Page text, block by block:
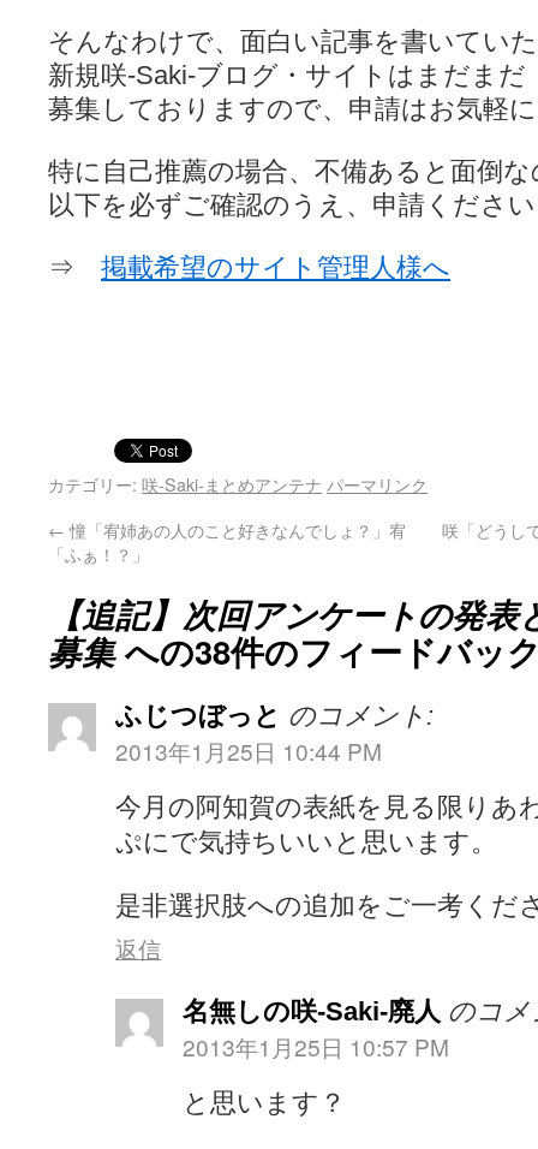
そんなわけで、面白い記事を書いてい
新規咲-Saki-ブログ・サイトはまだまだ
募集しておりますので、申請はお気軽
特に自己推薦の場合、不備あると面倒
以下を必ずご確認のうえ、申請くださ
⇒ 掲載希望のサイト管理人様へ
カテゴリー: 咲-Saki-まとめアンテナ パーマリンク
←憧「宥姉あの人のこと好きなんでしょ？」宥
「ふぁ！？」
咲「どうし
【追記】次回アンケートの発
募集への38件のフィードバッ
ふじつぼっと のコメント:
2013年1月25日 10:44 PM
今月の阿知賀の表紙を見る限りあ
ぷにで気持ちいいと思います。
是非選択肢への追加をご一考くだ
返信
名無しの咲-Saki-廃人 のコメ
2013年1月25日 10:57 PM
と思います？